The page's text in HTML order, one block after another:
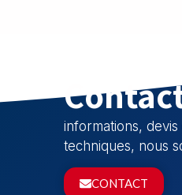
informations,
techniques, nous
CONTACT